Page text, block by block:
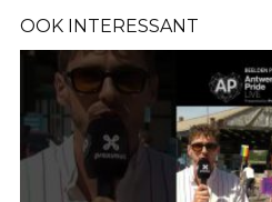
OOK INTERESSANT